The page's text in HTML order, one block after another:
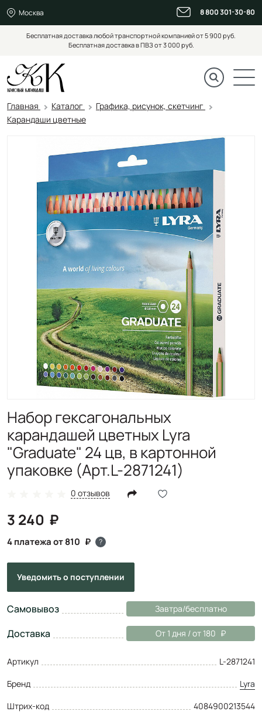
Москва 8 800 301-30-80
Бесплатная доставка любой транспортной компанией от 5 900 руб.
Бесплатная доставка в ПВЗ от 3 000 руб.
Главная Каталог
Графика, рисунок, скетчинг
Карандаши цветные
Набор гексагональных
карандашей цветных Lyra
"Graduate" 24 цв, в картонной
упаковке (Арт.L-2871241)
0 отзывов
3 240
4 платежа от 810 ?
Уведомитьо поступлении
Самовывоз Завтра/бесплатно
Доставка От 1 дня / от 180
Артикул
L-2871241
Бренд
Lyra
Штрих-код
4084900213544